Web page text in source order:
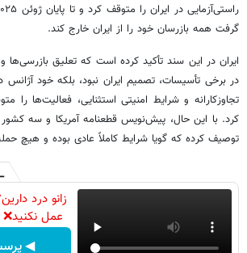
گرفت همه بازرسان خود را از ایران خارج کند.
ایران در این سند تأکید کرده است که تعلیق بازرسی‌ها
در برخی تأسیسات، تصمیم ایران نبود، بلکه خود آژانس
تجاوزکارانه و شرایط امنیتی استثنایی، فعالیت‌ها را
کرد. با این حال، پیش‌نویس قطعنامه آمریکا و سه
توصیف کرده که گویا شرایط کاملاً عادی بوده و هیچ
زانو درد
عمل
◀